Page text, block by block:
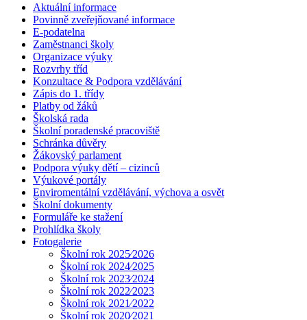
Aktuální informace
Povinně zveřejňované informace
E-podatelna
Zaměstnanci školy
Organizace výuky
Rozvrhy tříd
Konzultace & Podpora vzdělávání
Zápis do 1. třídy
Platby od žáků
Školská rada
Školní poradenské pracoviště
Schránka důvěry
Žákovský parlament
Podpora výuky dětí – cizinců
Výukové portály
Enviromentální vzdělávání, výchova a osvět
Školní dokumenty
Formuláře ke stažení
Prohlídka školy
Fotogalerie
Školní rok 2025⁄2026
Školní rok 2024⁄2025
Školní rok 2023⁄2024
Školní rok 2022⁄2023
Školní rok 2021⁄2022
Školní rok 2020⁄2021